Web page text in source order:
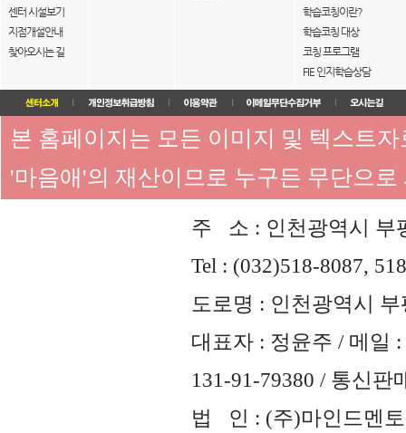
센터 시설보기
지점개설안내
찾아오시는 길
학습코칭이란?
학습코칭 대상
코칭 프로그램
FIE 인지학습상담
본 홈페이지는 모든 이미지 및 텍스트
'마음애'의 재산이므로 누구든 무단으
주 소 : 인천광역시 부
Tel : (032)518-8087,
도로명 : 인천광역시
대표자 : 정윤주 / 메일 :
131-91-79380 / 통신판
법 인 : (주)마인드멘토